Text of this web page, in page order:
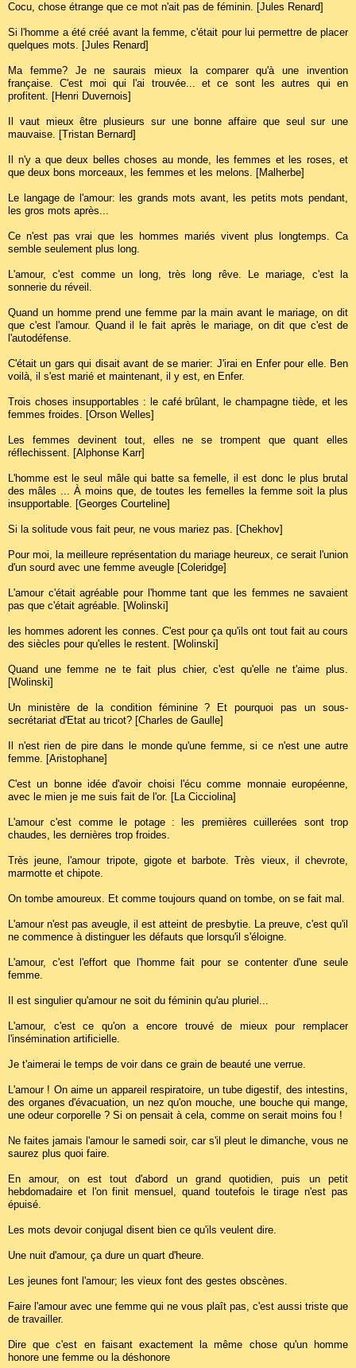
Cocu, chose étrange que ce mot n'ait pas de féminin. [Jules Renard]
Si l'homme a été créé avant la femme, c'était pour lui permettre de placer
quelques mots. [Jules Renard]
Ma femme? Je ne saurais mieux la comparer qu'à une invention
française. C'est moi qui l'ai trouvée... et ce sont les autres qui en
profitent. [Henri Duvernois]
Il vaut mieux être plusieurs sur une bonne affaire que seul sur une
mauvaise. [Tristan Bernard]
Il n'y a que deux belles choses au monde, les femmes et les roses, et
que deux bons morceaux, les femmes et les melons. [Malherbe]
Le langage de l'amour: les grands mots avant, les petits mots pendant,
les gros mots après...
Ce n'est pas vrai que les hommes mariés vivent plus longtemps. Ca
semble seulement plus long.
L'amour, c'est comme un long, très long rêve. Le mariage, c'est la
sonnerie du réveil.
Quand un homme prend une femme par la main avant le mariage, on dit
que c'est l'amour. Quand il le fait après le mariage, on dit que c'est de
l'autodéfense.
C'était un gars qui disait avant de se marier: J'irai en Enfer pour elle. Ben
voilà, il s'est marié et maintenant, il y est, en Enfer.
Trois choses insupportables : le café brûlant, le champagne tiède, et les
femmes froides. [Orson Welles]
Les femmes devinent tout, elles ne se trompent que quant elles
réflechissent. [Alphonse Karr]
L'homme est le seul mâle qui batte sa femelle, il est donc le plus brutal
des mâles ... À moins que, de toutes les femelles la femme soit la plus
insupportable. [Georges Courteline]
Si la solitude vous fait peur, ne vous mariez pas. [Chekhov]
Pour moi, la meilleure représentation du mariage heureux, ce serait l'union
d'un sourd avec une femme aveugle [Coleridge]
L'amour c'était agréable pour l'homme tant que les femmes ne savaient
pas que c'était agréable. [Wolinski]
les hommes adorent les connes. C'est pour ça qu'ils ont tout fait au cours
des siècles pour qu'elles le restent. [Wolinski]
Quand une femme ne te fait plus chier, c'est qu'elle ne t'aime plus.
[Wolinski]
Un ministère de la condition féminine ? Et pourquoi pas un sous-
secrétariat d'Etat au tricot? [Charles de Gaulle]
Il n'est rien de pire dans le monde qu'une femme, si ce n'est une autre
femme. [Aristophane]
C'est un bonne idée d'avoir choisi l'écu comme monnaie européenne,
avec le mien je me suis fait de l'or. [La Cicciolina]
L'amour c'est comme le potage : les premières cuillerées sont trop
chaudes, les dernières trop froides.
Très jeune, l'amour tripote, gigote et barbote. Très vieux, il chevrote,
marmotte et chipote.
On tombe amoureux. Et comme toujours quand on tombe, on se fait mal.
L'amour n'est pas aveugle, il est atteint de presbytie. La preuve, c'est qu'il
ne commence à distinguer les défauts que lorsqu'il s'éloigne.
L'amour, c'est l'effort que l'homme fait pour se contenter d'une seule
femme.
Il est singulier qu'amour ne soit du féminin qu'au pluriel...
L'amour, c'est ce qu'on a encore trouvé de mieux pour remplacer
l'insémination artificielle.
Je t'aimerai le temps de voir dans ce grain de beauté une verrue.
L'amour ! On aime un appareil respiratoire, un tube digestif, des intestins,
des organes d'évacuation, un nez qu'on mouche, une bouche qui mange,
une odeur corporelle ? Si on pensait à cela, comme on serait moins fou !
Ne faites jamais l'amour le samedi soir, car s'il pleut le dimanche, vous ne
saurez plus quoi faire.
En amour, on est tout d'abord un grand quotidien, puis un petit
hebdomadaire et l'on finit mensuel, quand toutefois le tirage n'est pas
épuisé.
Les mots devoir conjugal disent bien ce qu'ils veulent dire.
Une nuit d'amour, ça dure un quart d'heure.
Les jeunes font l'amour; les vieux font des gestes obscènes.
Faire l'amour avec une femme qui ne vous plaît pas, c'est aussi triste que
de travailler.
Dire que c'est en faisant exactement la même chose qu'un homme
honore une femme ou la déshonore